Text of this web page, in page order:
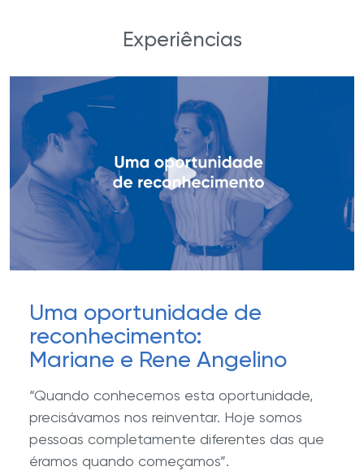
Experiências
Uma oportunidade de
reconhecimento:
Mariane e Rene Angelino
“Quando conhecemos esta oportunidade,
precisávamos nos reinventar. Hoje somos
pessoas completamente diferentes das que
éramos quando começamos”.